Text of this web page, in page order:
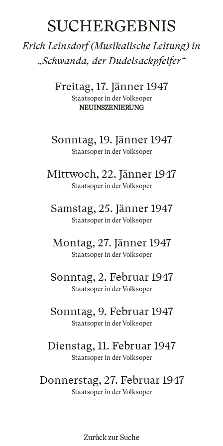
SUCHERGEBNIS
Erich Leinsdorf (Musikalische Leitung) in
„Schwanda, der Dudelsackpfeifer“
Freitag, 17. Jänner 1947
Staatsoper in der Volksoper
NEUINSZENIERUNG
Sonntag, 19. Jänner 1947
Staatsoper in der Volksoper
Mittwoch, 22. Jänner 1947
Staatsoper in der Volksoper
Samstag, 25. Jänner 1947
Staatsoper in der Volksoper
Montag, 27. Jänner 1947
Staatsoper in der Volksoper
Sonntag, 2. Februar 1947
Staatsoper in der Volksoper
Sonntag, 9. Februar 1947
Staatsoper in der Volksoper
Dienstag, 11. Februar 1947
Staatsoper in der Volksoper
Donnerstag, 27. Februar 1947
Staatsoper in der Volksoper
Zurück zur Suche